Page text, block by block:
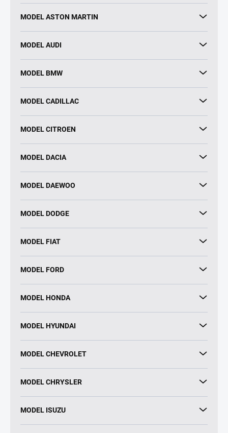
MODEL ASTON MARTIN
MODEL AUDI
MODEL BMW
MODEL CADILLAC
MODEL CITROEN
MODEL DACIA
MODEL DAEWOO
MODEL DODGE
MODEL FIAT
MODEL FORD
MODEL HONDA
MODEL HYUNDAI
MODEL CHEVROLET
MODEL CHRYSLER
MODEL ISUZU